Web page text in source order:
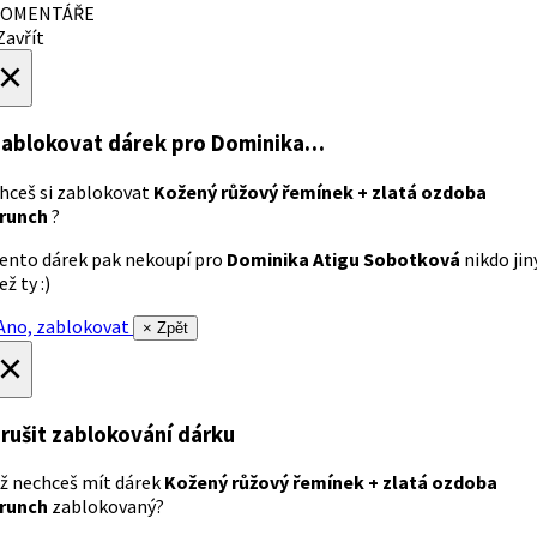
dárek pro Dominika…
si zablokovat Kožený růžový řemínek + zlatá ozdoba
?
dárek pak nekoupí pro Dominika Atigu Sobotková nikdo
ty :)
zablokovat
× Zpět
zablokování dárku
nechceš mít dárek Kožený růžový řemínek + zlatá ozdoba
zablokovaný?